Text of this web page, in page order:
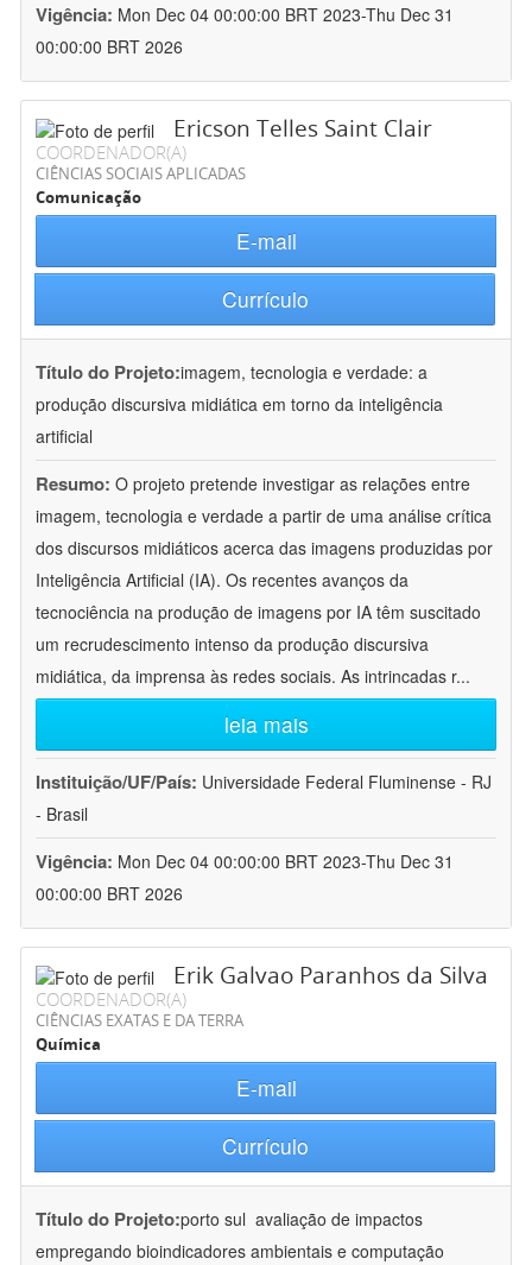
Vigência: Mon Dec 04 00:00:00 BRT 2023-Thu Dec 31
00:00:00 BRT 2026
Ericson Telles Saint Clair
COORDENADOR(A)
CIÊNCIAS SOCIAIS APLICADAS
Comunicação
E-mail
Currículo
Título do Projeto:imagem, tecnologia e verdade: a
produção discursiva midiática em torno da inteligência
artificial
Resumo: O projeto pretende investigar as relações entre
imagem, tecnologia e verdade a partir de uma análise crítica
dos discursos midiáticos acerca das imagens produzidas por
Inteligência Artificial (IA). Os recentes avanços da
tecnociência na produção de imagens por IA têm suscitado
um recrudescimento intenso da produção discursiva
midiática, da imprensa às redes sociais. As intrincadas r...
leia mais
Instituição/UF/País: Universidade Federal Fluminense - RJ
- Brasil
Vigência: Mon Dec 04 00:00:00 BRT 2023-Thu Dec 31
00:00:00 BRT 2026
Erik Galvao Paranhos da Silva
COORDENADOR(A)
CIÊNCIAS EXATAS E DA TERRA
Química
E-mail
Currículo
Título do Projeto:porto sul  avaliação de impactos
empregando bioindicadores ambientais e computação